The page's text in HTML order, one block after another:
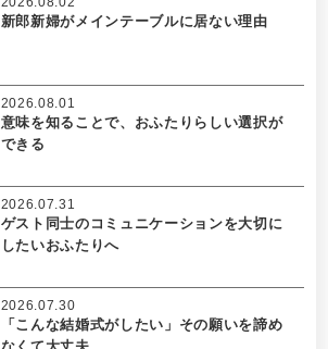
新郎新婦がメインテーブルに居ない理由
意味を知ることで、おふたりらしい選択が
できる
2026.08.01
ゲスト同士のコミュニケーションを大切に
したいおふたりへ
2026.07.31
「こんな結婚式がしたい」その願いを諦め
2026.07.30